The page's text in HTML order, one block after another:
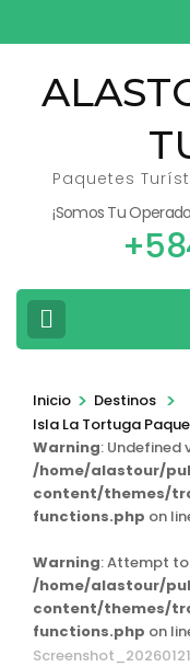
al
contenido
(presiona
Paquetes
¡Somos Tu
Inicio > Destinos >
Isla La Tortuga
Warning:
/home/alastour/
content/themes/
functions.php on
Warning: Attempt
/home/alastour/
content/themes/
functions.php on